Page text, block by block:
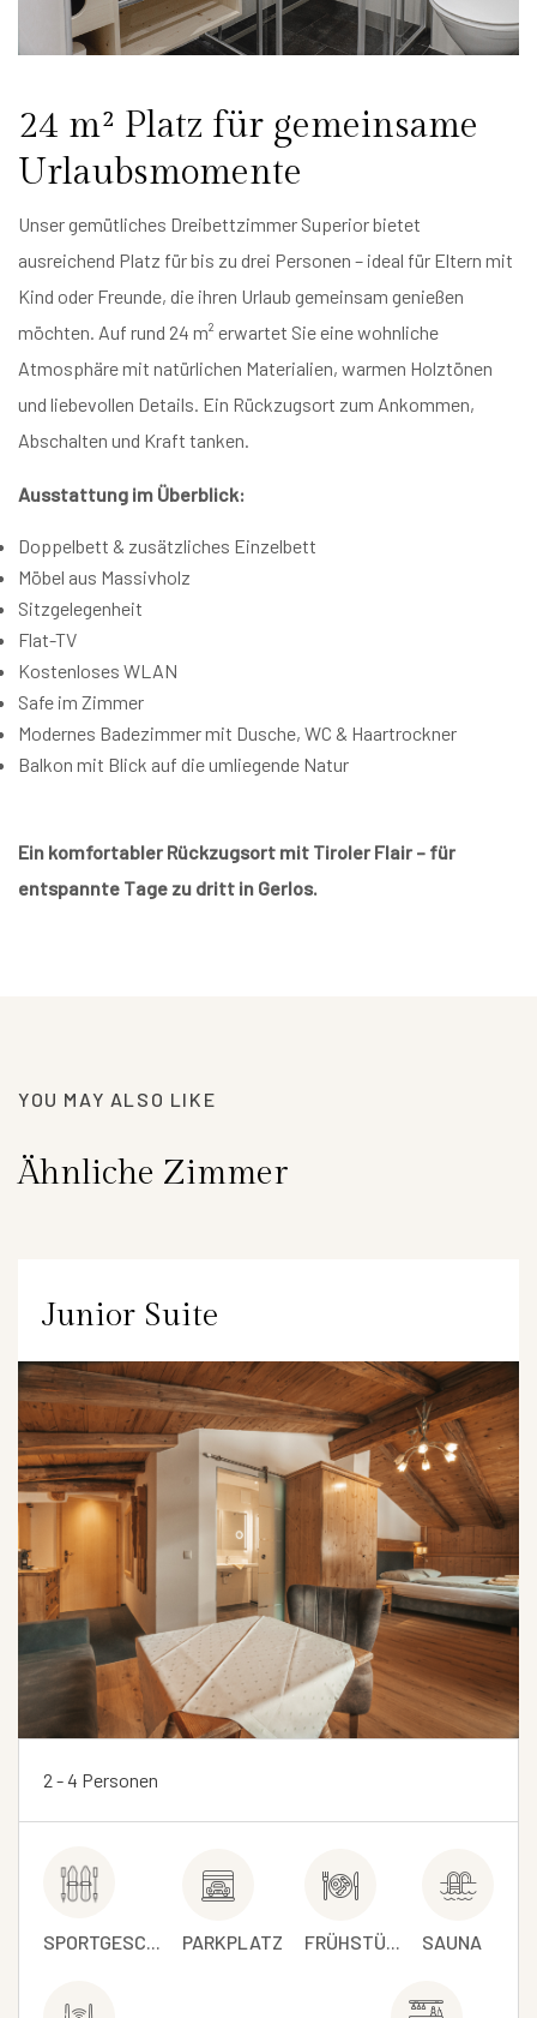
24 m² Platz für gemeinsame
Urlaubsmomente
Unser gemütliches Dreibettzimmer Superior bietet
ausreichend Platz für bis zu drei Personen – ideal für Eltern mit
Kind oder Freunde, die ihren Urlaub gemeinsam genießen
möchten. Auf rund 24 m² erwartet Sie eine wohnliche
Atmosphäre mit natürlichen Materialien, warmen Holztönen
und liebevollen Details. Ein Rückzugsort zum Ankommen,
Abschalten und Kraft tanken.
Ausstattung im Überblick:
Doppelbett & zusätzliches Einzelbett
Möbel aus Massivholz
Sitzgelegenheit
Flat-TV
Kostenloses WLAN
Safe im Zimmer
Modernes Badezimmer mit Dusche, WC & Haartrockner
Balkon mit Blick auf die umliegende Natur
Ein komfortabler Rückzugsort mit Tiroler Flair – für
entspannte Tage zu dritt in Gerlos.
YOU MAY ALSO LIKE
Ähnliche Zimmer
Junior Suite
2 - 4 Personen
SPORTGESC... PARKPLATZ FRÜHSTÜ... SAUNA